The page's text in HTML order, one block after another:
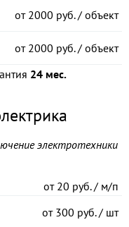
от2000 руб. / объект
от2000 руб. / объект
24 мес.
электротехники
от20 руб. / м/п
от300 руб. / шт